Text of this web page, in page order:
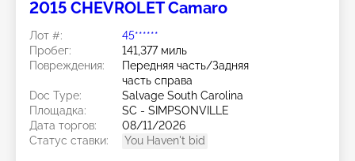
2015 CHEVROLET Camaro
Лот #:
45******
Пробег:
141,377 миль
Повреждения:
Передняя часть/Задняя
часть справа
Doc Type:
Salvage South Carolina
Площадка:
SC - SIMPSONVILLE
Дата торгов:
08/11/2026
Статус ставки:
You Haven't bid